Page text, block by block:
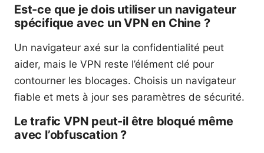
Est-ce que je dois utiliser un navigateur
spécifique avec un VPN en Chine ?
Un navigateur axé sur la confidentialité peut
aider, mais le VPN reste l’élément clé pour
contourner les blocages. Choisis un navigateur
fiable et mets à jour ses paramètres de sécurité.
Le trafic VPN peut-il être bloqué même
avec l’obfuscation ?